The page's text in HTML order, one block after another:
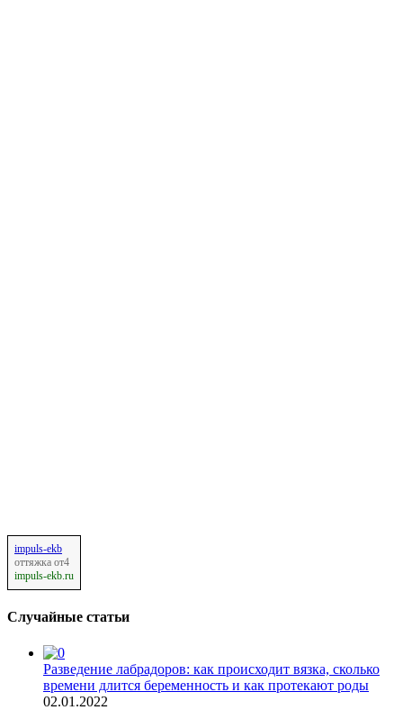
impuls-ekb
оттяжка от4
impuls-ekb.ru
Случайные статьи
Разведение лабрадоров: как происходит вязка, сколько
времени длится беременность и как протекают роды
02.01.2022